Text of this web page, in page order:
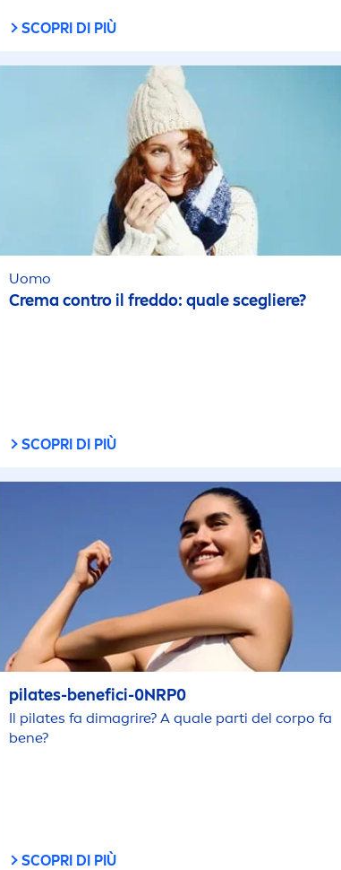
SCOPRI DI PIÙ
Uomo
Crema contro il freddo: quale scegliere?
SCOPRI DI PIÙ
pilates-benefici-0NRP0
Il pilates fa dimagrire? A quale parti del corpo fa
bene?
SCOPRI DI PIÙ